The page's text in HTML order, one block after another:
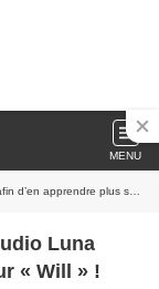
MENU
plus sur « Will » !
Luna
« Will » !